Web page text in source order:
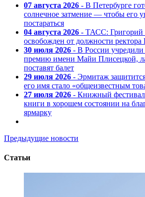
07 августа 2026 - В Петербурге
солнечное затмение — чтобы его
постараться
04 августа 2026 - ТАСС: Григорий
освобожден от должности
30 июля 2026 - В России
премию имени Майи Плисецкой,
поставят балет
29 июля 2026 - Эрмитаж
его имя стало «общеизвестным
27 июля 2026 - Книжный
книги в хорошем состоянии на
ярмарку
Предыдущие новости
Статьи